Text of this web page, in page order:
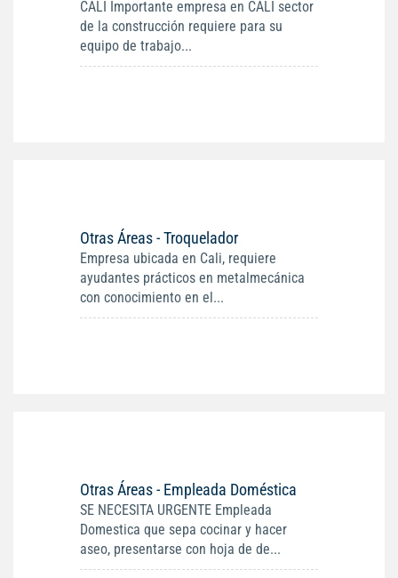
CALI Importante empresa en CALI sector
de la construcción requiere para su
equipo de trabajo...
Otras Áreas - Troquelador
Empresa ubicada en Cali, requiere
ayudantes prácticos en metalmecánica
con conocimiento en el...
Otras Áreas - Empleada Doméstica
SE NECESITA URGENTE Empleada
Domestica que sepa cocinar y hacer
aseo, presentarse con hoja de de...